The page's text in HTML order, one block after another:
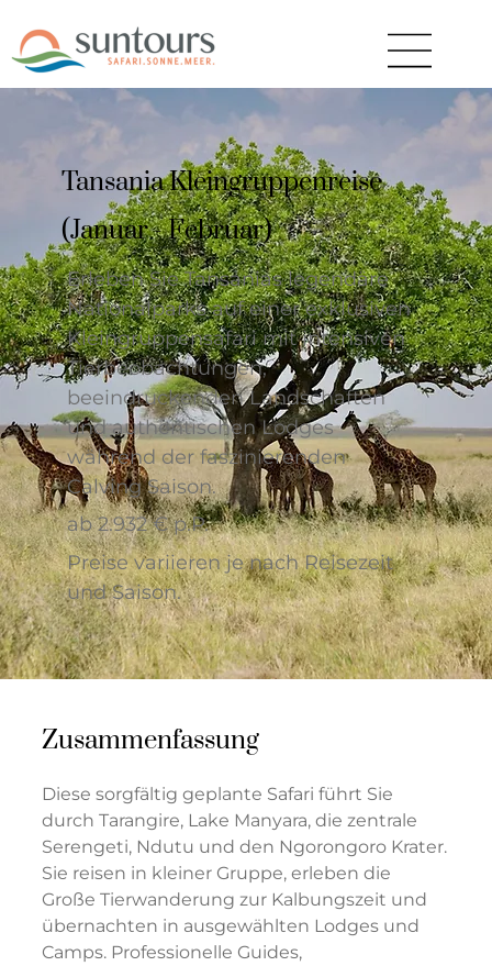
Tansania Kleingruppenreise
(Januar - Februar)
Erleben Sie Tansanias legendäre
Nationalparks auf einer exklusiven
Kleingruppensafari mit intensiven
Tierbeobachtungen,
beeindruckenden Landschaften
und authentischen Lodges
während der faszinierenden
Calving Saison.
ab 2.932 € p.P.
Preise variieren je nach Reisezeit
und Saison.
Zusammenfassung
Diese sorgfältig geplante Safari führt Sie
durch Tarangire, Lake Manyara, die zentrale
Serengeti, Ndutu und den Ngorongoro Krater.
Sie reisen in kleiner Gruppe, erleben die
Große Tierwanderung zur Kalbungszeit und
übernachten in ausgewählten Lodges und
Camps. Professionelle Guides,